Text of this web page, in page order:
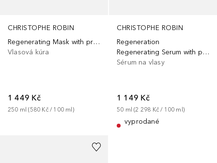
CHRISTOPHE ROBIN
Regenerating Mask with prickly pear oil
Vlasová kúra
1 449 Kč
250 ml (580 Kč / 100 ml )
CHRISTOPHE ROBIN
Regeneration
Regenerating Serum with prickly pear oil
Sérum na vlasy
1 149 Kč
50 ml (2 298 Kč / 100 ml )
vyprodané